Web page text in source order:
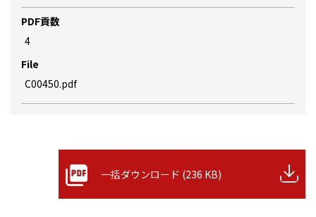
PDF貢数
4
File
C00450.pdf
一括ダウンロード (236 KB)